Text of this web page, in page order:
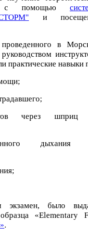
с помощью
и
в
практические навыки
через шприц
дыхания
экзамен, было
«Elementary
.